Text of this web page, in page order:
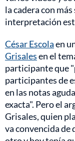
la cadera con
interpretación
César Escolaen
Grisalesen el
participante que
participantes de
en las notas
exacta". Pero el
Grisales, quien
va convencida de